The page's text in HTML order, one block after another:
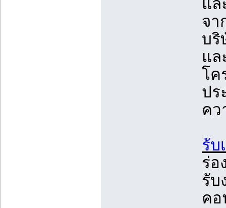
แล
จา
บริ
แล
โค
ปร
คว
รับ
ร่อ
รับ
คอ